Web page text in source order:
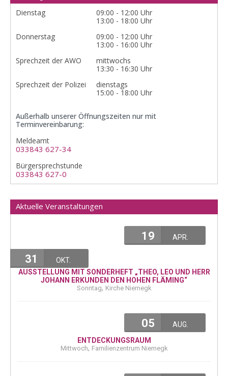
Dienstag
09:00 - 12:00 Uhr
13:00 - 18:00 Uhr
Donnerstag
09:00 - 12:00 Uhr
13:00 - 16:00 Uhr
Sprechzeit der AWO
mittwochs
13:30 - 16:30 Uhr
Sprechzeit der Polizei
dienstags
15:00 - 18:00 Uhr
Außerhalb unserer Öffnungszeiten nur mit
Terminvereinbarung:
Meldeamt
033843 627-34
Bürgersprechstunde
033843 627-0
Aktuelle Veranstaltungen
19 APR.
31
OKT.
AUSSTELLUNG MIT SONDERHEFT „THEO, LEO UND HERR
JOHANN ERKUNDEN DEN HOHEN FLÄMING“
Sonntag, Kirche Niemegk
05
AUG.
ENTDECKUNGSRAUM
Mittwoch, Familienzentrum Niemegk